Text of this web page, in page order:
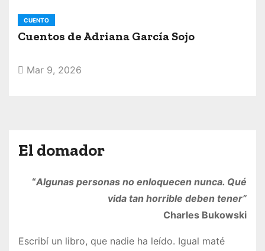
CUENTO
Cuentos de Adriana García Sojo
Mar 9, 2026
El domador
“Algunas personas no enloquecen nunca. Qué
vida tan horrible deben tener”
Charles Bukowski
Escribí un libro, que nadie ha leído. Igual maté